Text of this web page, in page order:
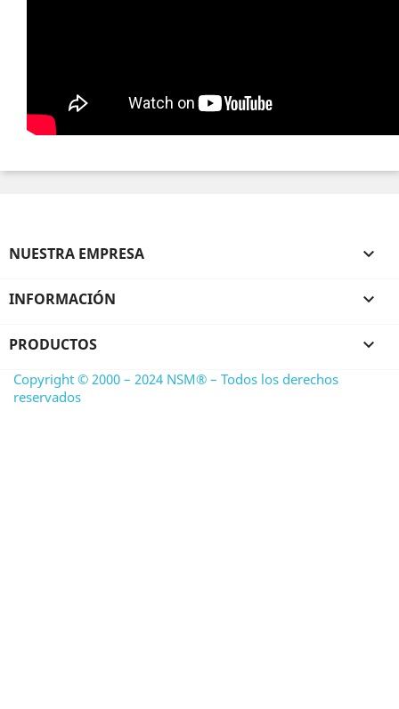
NUESTRA EMPRESA 
INFORMACIÓN 
PRODUCTOS 
Copyright © 2000 – 2024 NSM® – Todos los derechos
reservados